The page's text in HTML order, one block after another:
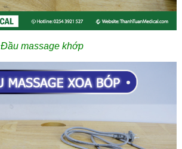
Đầu massage khớp